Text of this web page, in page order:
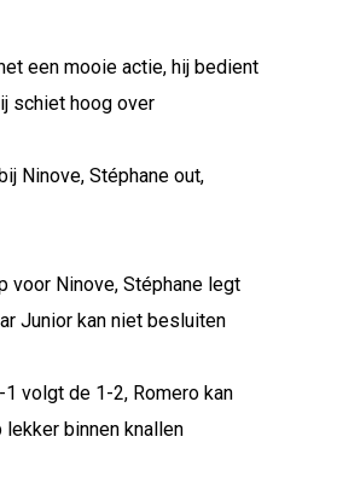
een mooie actie, hij bedient
schiet hoog over
Ninove, Stéphane out,
voor Ninove, Stéphane legt
Junior kan niet besluiten
volgt de 1-2, Romero kan
binnen knallen